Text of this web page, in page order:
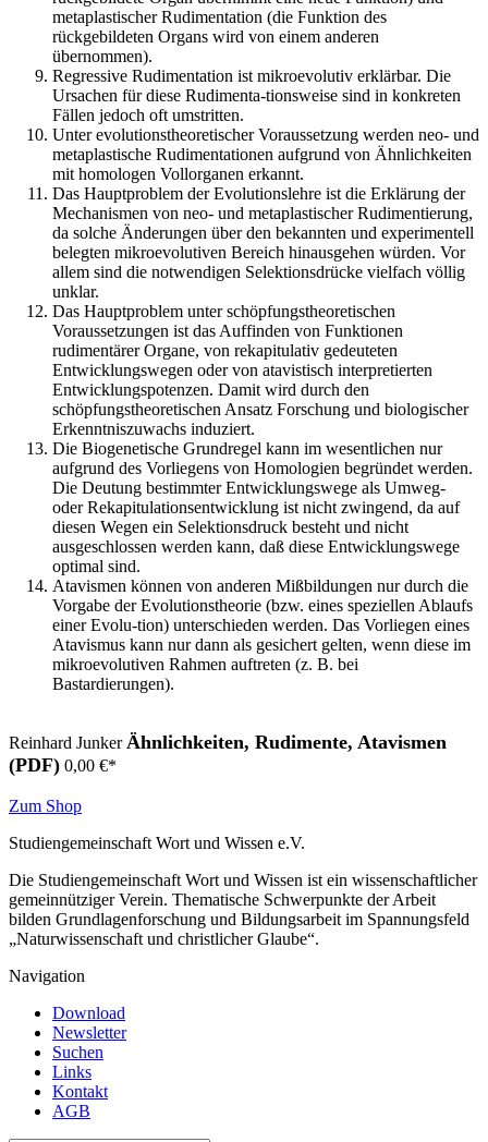
metaplastischer Rudimentation (die Funktion des
rückgebildeten Organs wird von einem anderen
übernommen).
Regressive Rudimentation ist mikroevolutiv erklärbar. Die
Ursachen für diese Rudimenta-tionsweise sind in konkreten
Fällen jedoch oft umstritten.
Unter evolutionstheoretischer Voraussetzung werden neo- und
metaplastische Rudimentationen aufgrund von Ähnlichkeiten
mit homologen Vollorganen erkannt.
Das Hauptproblem der Evolutionslehre ist die Erklärung der
Mechanismen von neo- und metaplastischer Rudimentierung,
da solche Änderungen über den bekannten und experimentell
belegten mikroevolutiven Bereich hinausgehen würden. Vor
allem sind die notwendigen Selektionsdrücke vielfach völlig
unklar.
Das Hauptproblem unter schöpfungstheoretischen
Voraussetzungen ist das Auffinden von Funktionen
rudimentärer Organe, von rekapitulativ gedeuteten
Entwicklungswegen oder von atavistisch interpretierten
Entwicklungspotenzen. Damit wird durch den
schöpfungstheoretischen Ansatz Forschung und biologischer
Erkenntniszuwachs induziert.
Die Biogenetische Grundregel kann im wesentlichen nur
aufgrund des Vorliegens von Homologien begründet werden.
Die Deutung bestimmter Entwicklungswege als Umweg-
oder Rekapitulationsentwicklung ist nicht zwingend, da auf
diesen Wegen ein Selektionsdruck besteht und nicht
ausgeschlossen werden kann, daß diese Entwicklungswege
optimal sind.
Atavismen können von anderen Mißbildungen nur durch die
Vorgabe der Evolutionstheorie (bzw. eines speziellen Ablaufs
einer Evolu-tion) unterschieden werden. Das Vorliegen eines
Atavismus kann nur dann als gesichert gelten, wenn diese im
mikroevolutiven Rahmen auftreten (z. B. bei
Bastardierungen).
Reinhard JunkerÄhnlichkeiten, Rudimente, Atavismen
(PDF) 0,00 €*
Zum Shop
Studiengemeinschaft Wort und Wissen e.V.
Die Studiengemeinschaft Wort und Wissen ist ein wissenschaftlicher
gemeinnütziger Verein. Thematische Schwerpunkte der Arbeit
bilden Grundlagenforschung und Bildungsarbeit im Spannungsfeld
„Naturwissenschaft und christlicher Glaube“.
Navigation
Download
Newsletter
Suchen
Links
Kontakt
AGB